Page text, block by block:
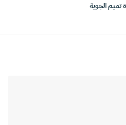
تميم الجوية